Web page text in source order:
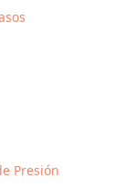
Presión